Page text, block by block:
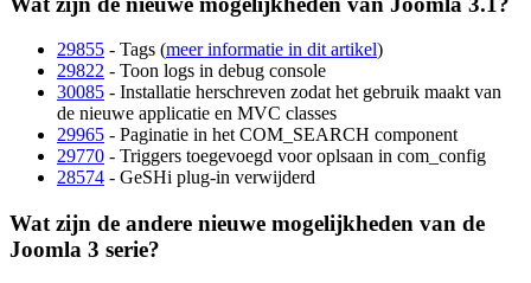
29855 - Tags (meer informatie in dit artikel)
29822 - Toon logs in debug console
30085 - Installatie herschreven zodat het gebruik maakt van
de nieuwe applicatie en MVC classes
29965 - Paginatie in het COM_SEARCH component
29770 - Triggers toegevoegd voor oplsaan in com_config
28574 - GeSHi plug-in verwijderd
Wat zijn de andere nieuwe mogelijkheden van de
Joomla 3 serie?